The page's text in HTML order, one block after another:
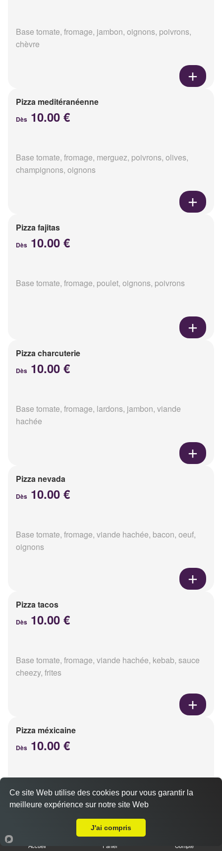
Base tomate, fromage, jambon, oignons, poivrons,
chèvre
Pizza meditéranéenne
Dès 10.00 €
Base tomate, fromage, merguez, poivrons, olives,
champignons, oignons
Pizza fajitas
Dès 10.00 €
Base tomate, fromage, poulet, oignons, poivrons
Pizza charcuterie
Dès 10.00 €
Base tomate, fromage, lardons, jambon, viande
hachée
Pizza nevada
Dès 10.00 €
Base tomate, fromage, viande hachée, bacon, oeuf,
oignons
Pizza tacos
Dès 10.00 €
Base tomate, fromage, viande hachée, kebab, sauce
cheezy, frites
Pizza méxicaine
Dès 10.00 €
chorizo, poivrons
Accueil Panier Compte
Ce site Web utilise des cookies pour vous garantir la
meilleure expérience sur notre site Web
J'ai compris